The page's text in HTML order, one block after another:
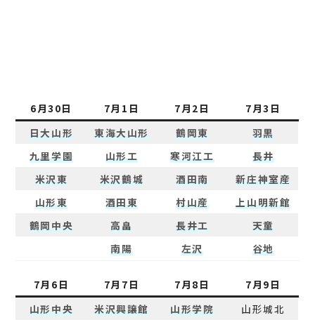
6月30日 7月1日 7月2日
7月3日
日大山形
東海大山形 鶴岡東
羽黒
九里学園
山形工 寒河江工
長井
米沢東
米沢鶴城 酒田南
新庄神室産
山形東
酒田東 村山産
上山明新館
鶴岡中央
高畠 長井工
天童
南陽
左沢 谷地
7月6日 7月7日 7月8日
7月9日
山形中央
米沢興譲館 山形学院
山形城北